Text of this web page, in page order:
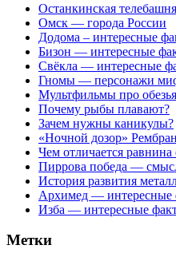
Останкинская
Омск — города России
Додома – интересные
Бизон — интересные
Свёкла — интересные
Гномы — персонажи
Мультфильмы про
Почему рыбы плавают?
Зачем нужны каникулы?
«Ночной дозор»
Чем отличается равнина
Пиррова победа —
История развития
Архимед — интересные
Изба — интересные
Метки